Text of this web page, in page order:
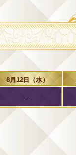
星5個
星5個
星5個
星5個
ありがとうございます
8月12日（水）
-